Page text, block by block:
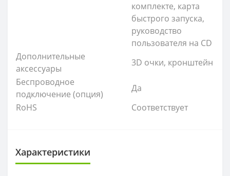
комплекте, карта
быстрого запуска,
руководство
пользователя на CD
Дополнительные
аксессуары
3D очки, кронштейн
Беспроводное
подключение (опция)
Да
RoHS
Соответствует
Характеристики